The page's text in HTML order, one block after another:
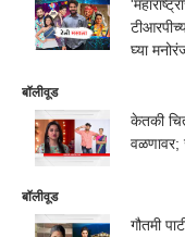
घ्या
बॉलीवूड
केतकी
वळणावर;
बॉलीवूड
गौतमी